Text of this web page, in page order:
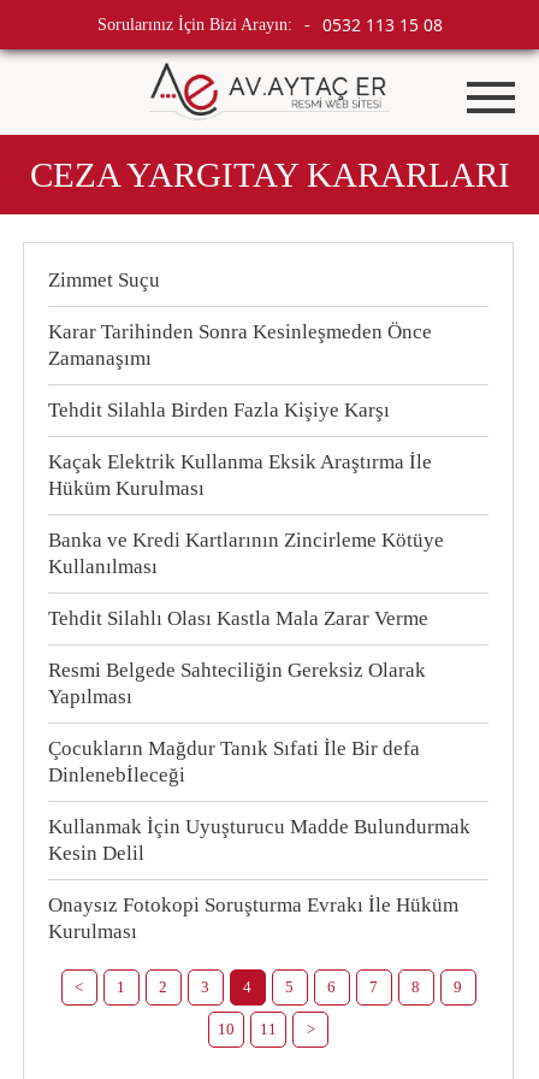
Sorularınız İçin Bizi Arayın: - 0532 113 15 08
CEZA YARGITAY KARARLARI
Zimmet Suçu
Karar Tarihinden Sonra Kesinleşmeden Önce
Zamanaşımı
Tehdit Silahla Birden Fazla Kişiye Karşı
Kaçak Elektrik Kullanma Eksik Araştırma İle
Hüküm Kurulması
Banka ve Kredi Kartlarının Zincirleme Kötüye
Kullanılması
Tehdit Silahlı Olası Kastla Mala Zarar Verme
Resmi Belgede Sahteciliğin Gereksiz Olarak
Yapılması
Çocukların Mağdur Tanık Sıfati İle Bir defa
Dinlenebİleceği
Kullanmak İçin Uyuşturucu Madde Bulundurmak
Kesin Delil
Onaysız Fotokopi Soruşturma Evrakı İle Hüküm
Kurulması
< 1 2 3 4 5 6 7 8 9
10 11 >